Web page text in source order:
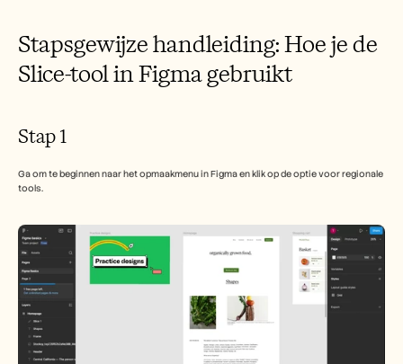
Stapsgewijze handleiding: Hoe je de
Slice-tool in Figma gebruikt
Stap 1
Ga om te beginnen naar het opmaakmenu in Figma en klik op de optie voor regionale
tools.
Klantverhalen
Helpcentrum
Prijzen
Announcement
Partner Program
TOEPASSINGEN
Productmarketing
Training
See more